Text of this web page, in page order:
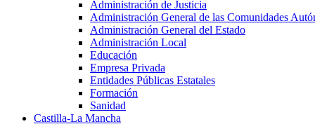
Administración de Justicia
Administración General de las Comunidades
Administración General del Estado
Administración Local
Educación
Empresa Privada
Entidades Públicas Estatales
Formación
Sanidad
Castilla-La Mancha